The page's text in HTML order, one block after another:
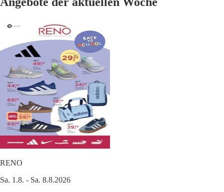
RENO
Sa. 1.8. - Sa. 8.8.2026